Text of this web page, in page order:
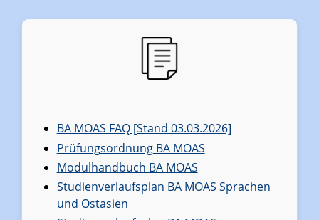
BA MOAS FAQ [Stand 03.03.2026]
Prüfungsordnung BA MOAS
Modulhandbuch BA MOAS
Studienverlaufsplan BA MOAS Sprachen
und Ostasien